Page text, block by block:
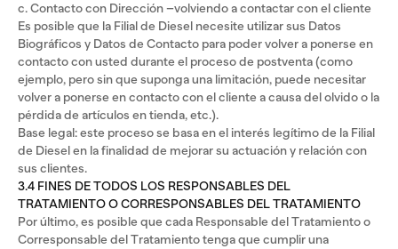
c. Contacto con Dirección –volviendo a contactar con el cliente
Es posible que la Filial de Diesel necesite utilizar sus Datos
Biográficos y Datos de Contacto para poder volver a ponerse en
contacto con usted durante el proceso de postventa (como
ejemplo, pero sin que suponga una limitación, puede necesitar
volver a ponerse en contacto con el cliente a causa del olvido o la
pérdida de artículos en tienda, etc.).
Base legal: este proceso se basa en el interés legítimo de la Filial
de Diesel en la finalidad de mejorar su actuación y relación con
sus clientes.
3.4 FINES DE TODOS LOS RESPONSABLES DEL
TRATAMIENTO O CORRESPONSABLES DEL TRATAMIENTO
Por último, es posible que cada Responsable del Tratamiento o
Corresponsable del Tratamiento tenga que cumplir una